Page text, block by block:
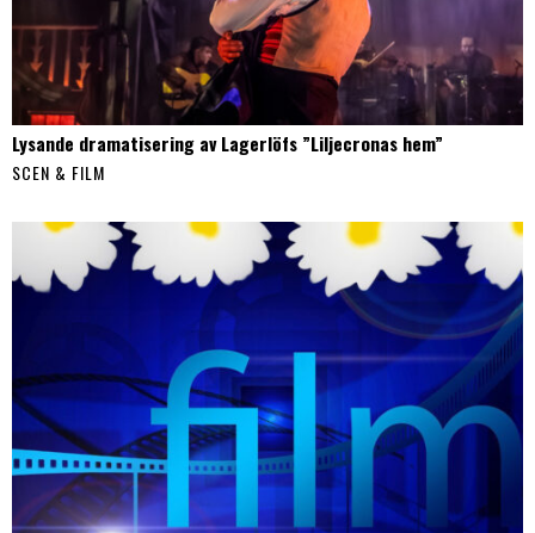
Lysande dramatisering av Lagerlöfs ”Liljecronas hem”
SCEN & FILM